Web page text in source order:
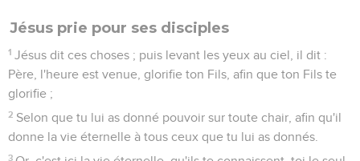
Jésus prie pour ses disciples
1 Jésus dit ces choses ; puis levant les yeux au ciel, il dit :
Père, l'heure est venue, glorifie ton Fils, afin que ton Fils te
glorifie ;
2 Selon que tu lui as donné pouvoir sur toute chair, afin qu'il
donne la vie éternelle à tous ceux que tu lui as donnés.
3